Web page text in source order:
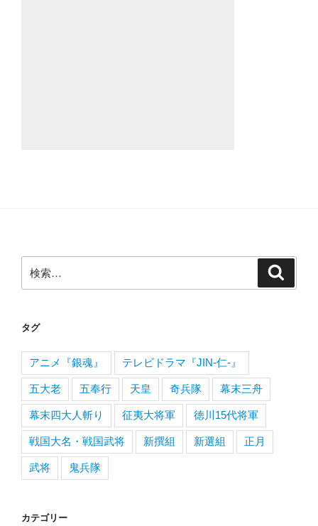
索:
タグ
アニメ『銀魂』 テレビドラマ『JIN-仁-』
五大老 五奉行 天皇 奇兵隊 幕末三舟
幕末四大人斬り 征夷大将軍 徳川15代将軍
戦国大名・戦国武将 新撰組 新選組 正月
武将 鬼兵隊
カテゴリー